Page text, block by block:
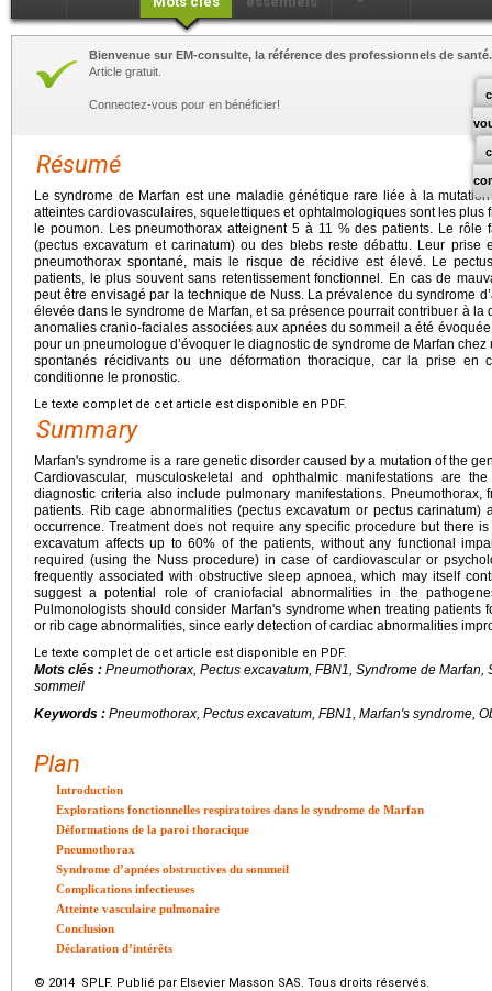
Bienvenue sur EM-consulte, la référence des professionnels de santé.
Article gratuit.
Connectez-vous pour en bénéficier!
Résumé
Le syndrome de Marfan est une maladie génétique rare liée à la
atteintes cardiovasculaires, squelettiques et ophtalmologiques sont les plus
le poumon. Les pneumothorax atteignent 5 à 11 % des patients. Le rôle
(pectus excavatum et carinatum) ou des blebs reste débattu. Leur
pneumothorax spontané, mais le risque de récidive est élevé. Le
patients, le plus souvent sans retentissement fonctionnel. En cas de
peut être envisagé par la technique de Nuss. La prévalence du syndrome
élevée dans le syndrome de Marfan, et sa présence pourrait contribuer à
anomalies cranio-faciales associées aux apnées du sommeil a été
pour un pneumologue d’évoquer le diagnostic de syndrome de Marfan
spontanés récidivants ou une déformation thoracique, car la prise en
conditionne le pronostic.
Le texte complet de cet article est disponible en PDF.
Summary
Marfan's syndrome is a rare genetic disorder caused by a mutation of the
Cardiovascular, musculoskeletal and ophthalmic manifestations are
diagnostic criteria also include pulmonary manifestations. Pneumothorax,
patients. Rib cage abnormalities (pectus excavatum or pectus
occurrence. Treatment does not require any specific procedure but there
excavatum affects up to 60% of the patients, without any functional
required (using the Nuss procedure) in case of cardiovascular or
frequently associated with obstructive sleep apnoea, which may itself
suggest a potential role of craniofacial abnormalities in the
Pulmonologists should consider Marfan's syndrome when treating patients
or rib cage abnormalities, since early detection of cardiac abnormalities
Le texte complet de cet article est disponible en PDF.
Mots clés : Pneumothorax, Pectus excavatum, FBN1, Syndrome de Marfan,
sommeil
Keywords : Pneumothorax, Pectus excavatum, FBN1, Marfan's syndrome,
Plan
Introduction
Explorations fonctionnelles respiratoires dans le syndrome de Marfan
Déformations de la paroi thoracique
Pneumothorax
Syndrome d’apnées obstructives du sommeil
Complications infectieuses
Atteinte vasculaire pulmonaire
Conclusion
Déclaration d’intérêts
© 2014 SPLF. Publié par Elsevier Masson SAS. Tous droits réservés.